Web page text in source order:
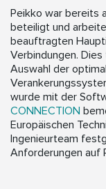
Peikko war bereits
beteiligt und
beauftragten
Verbindungen.
Auswahl der
wurde mit der
CONNECTION
Europäischen
Ingenieurteam
Anforderungen auf